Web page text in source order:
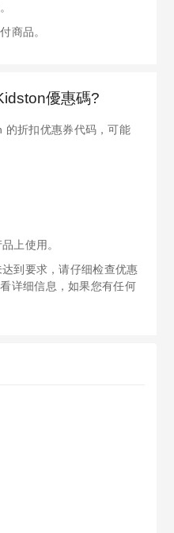
商品。
優惠碼?
的折扣优惠券代码，可能
上使用。
到要求，请仔细检查优惠
详细信息，如果您有任何